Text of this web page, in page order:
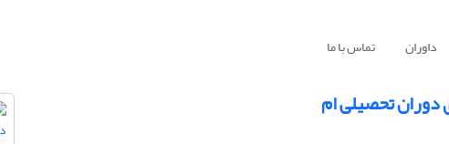
داوران تماس با ما
دوران تحصیلی ام